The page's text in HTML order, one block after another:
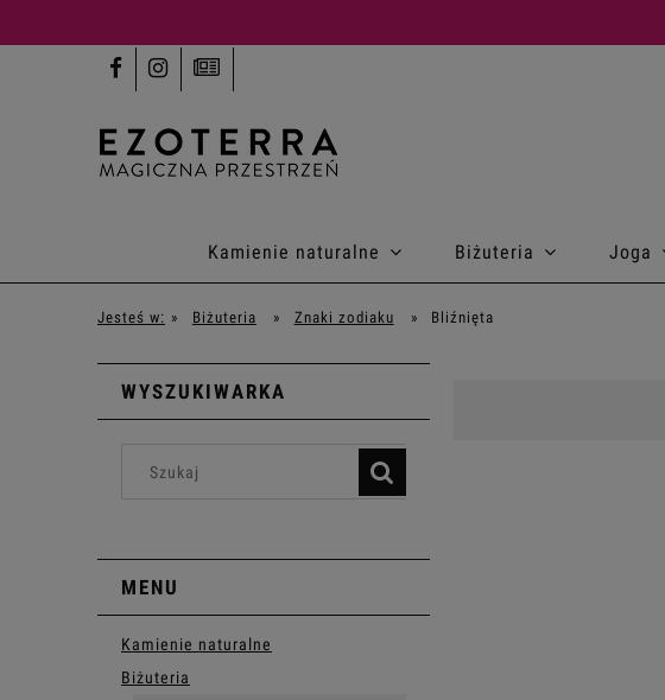
Kamienie naturalne Biżuteria Joga
Jesteś w: » Biżuteria » Znaki zodiaku » Bliźnięta
WYSZUKIWARKA
MENU
Kamienie naturalne
Biżuteria